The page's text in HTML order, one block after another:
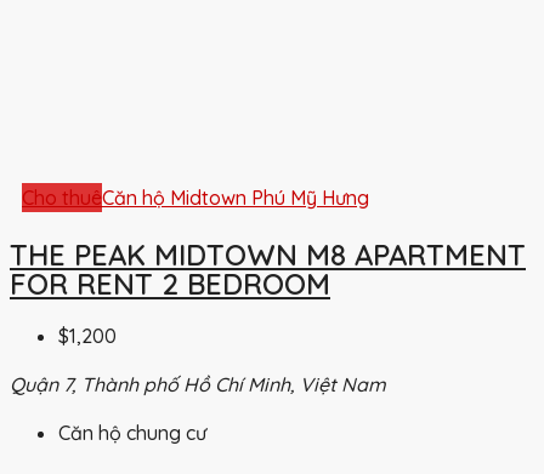
Cho thuêCăn hộ Midtown Phú Mỹ Hưng
THE PEAK MIDTOWN M8 APARTMENT
FOR RENT 2 BEDROOM
$1,200
Quận 7, Thành phố Hồ Chí Minh, Việt Nam
Căn hộ chung cư